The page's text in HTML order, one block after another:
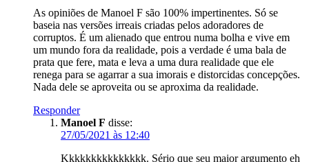
As opiniões de Manoel F são 100% impertinentes. Só se
baseia nas versões irreais criadas pelos adoradores de
corruptos. É um alienado que entrou numa bolha e vive em
um mundo fora da realidade, pois a verdade é uma bala de
prata que fere, mata e leva a uma dura realidade que ele
renega para se agarrar a sua imorais e distorcidas concepções.
Nada dele se aproveita ou se aproxima da realidade.
Responder
Manoel F disse:
27/05/2021 às 12:40
Kkkkkkkkkkkkkkk. Sério que seu maior argumento eh